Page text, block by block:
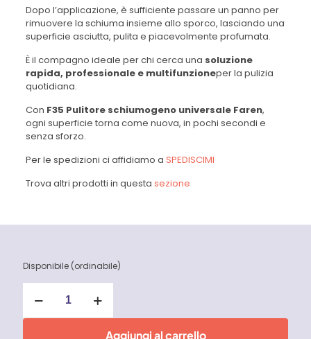
Dopo l’applicazione, è sufficiente passare un panno per
rimuovere la schiuma insieme allo sporco, lasciando una
superficie asciutta, pulita e piacevolmente profumata.
È il compagno ideale per chi cerca una soluzione
rapida, professionale e multifunzioneper la pulizia
quotidiana.
Con F35 Pulitore schiumogeno universale Faren,
ogni superficie torna come nuova, in pochi secondi e
senza sforzo.
Per le spedizioni ci affidiamo a SPEDISCIMI
Trova altri prodotti in questa sezione
Disponibile (ordinabile)
Pulitore
schiumogeno
Aggiungi al carrello